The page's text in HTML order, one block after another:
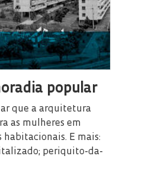
popular
que a arquitetura
as mulheres em
E mais:
periquito-da-